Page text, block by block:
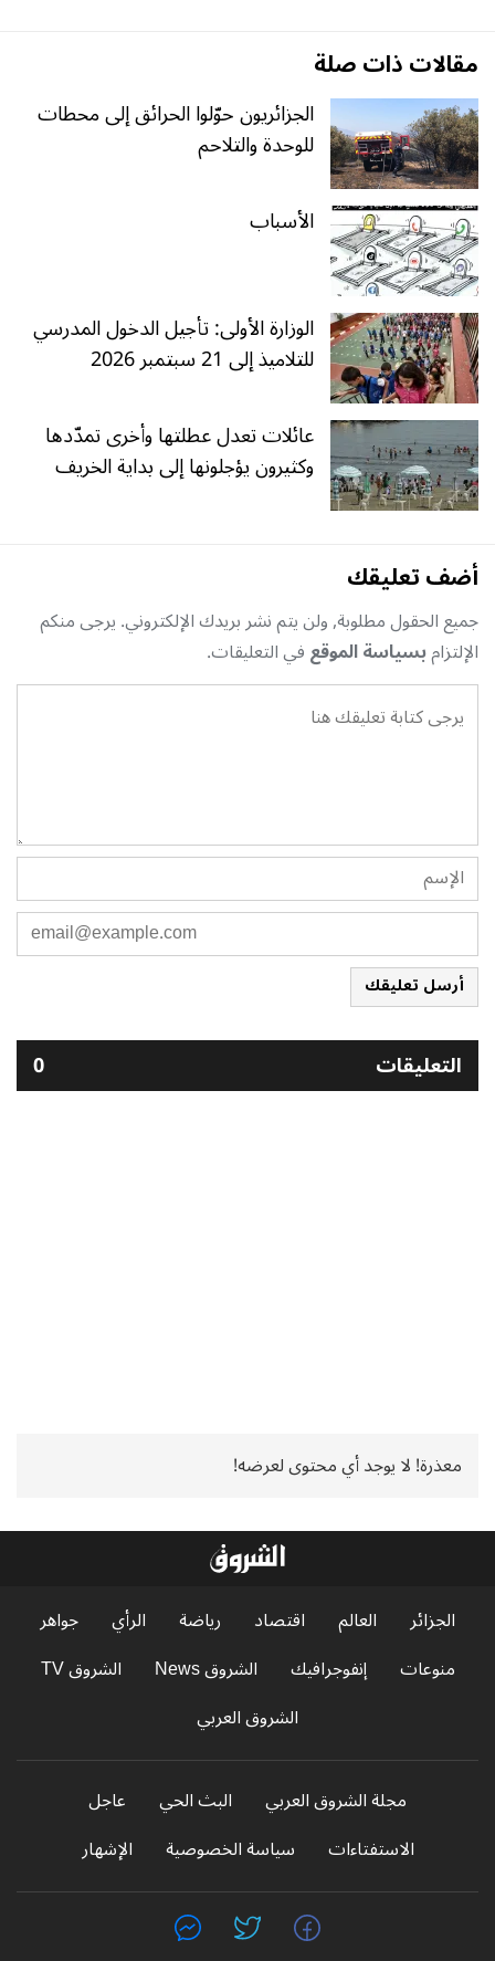
مقالات ذات صلة
الجزائريون حوّلوا الحرائق إلى محطات
للوحدة والتلاحم
الأسباب
الوزارة الأولى: تأجيل الدخول المدرسي
للتلاميذ إلى 21 سبتمبر 2026
عائلات تعدل عطلتها وأخرى تمدّدها
وكثيرون يؤجلونها إلى بداية الخريف
أضف تعليقك
جميع الحقول مطلوبة, ولن يتم نشر بريدك الإلكتروني. يرجى منكم
الإلتزامبسياسة الموقعفي التعليقات.
أرسل تعليقك
التعليقات 0
معذرة! لا يوجد أي محتوى لعرضه!
الجزائر العالم اقتصاد رياضة الرأي
جواهر
منوعات
إنفوجرافيك الشروق News
الشروق TV
الشروق العربي
مجلة الشروق العربي البث الحي
عاجل
الاستفتاءات
سياسة الخصوصية الإشهار